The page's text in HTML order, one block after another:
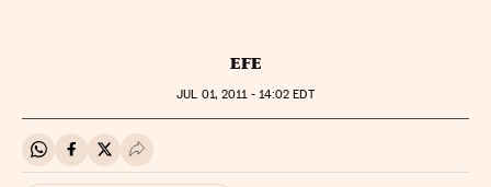
EFE
JUL 01, 2011 - 14:02 EDT
Compartir en Whatsapp
Compartir en Facebook
Compartir en Twitter
Desplegar Redes Sociales